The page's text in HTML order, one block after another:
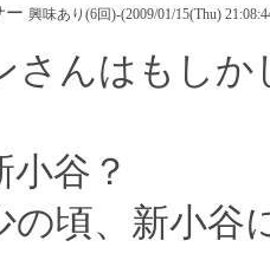
ー 興味あり(6回)-(2009/01/15(Thu)
さんはもしか
小谷？
の頃、新小谷